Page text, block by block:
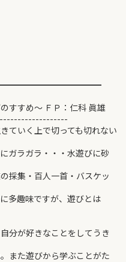
すすめ～ ＦＰ：仁科 眞雄
ていく上で切っても切れない
ガラガラ・・・水遊びに砂
採集・百人一首・バスケッ
多趣味ですが、遊びとは
分が好きなことをしてうき
また遊びから学ぶことがた